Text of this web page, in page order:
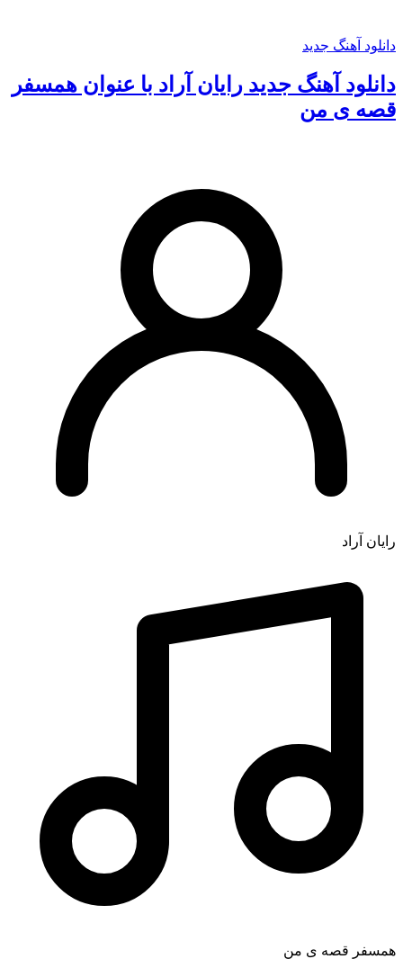
دانلود آهنگ جدید
دانلود آهنگ جدید رایان آراد با عنوان همسفر
قصه ی من
رایان آراد
همسفر قصه ی من